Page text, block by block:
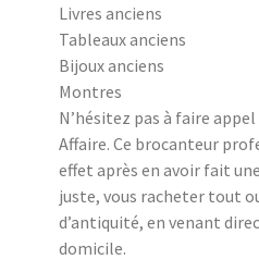
Livres anciens
Tableaux anciens
Bijoux anciens
Montres
N’hésitez pas à faire
Affaire. Ce brocanteur
effet après en avoir fait
juste, vous racheter tout
d’antiquité, en venant
domicile.